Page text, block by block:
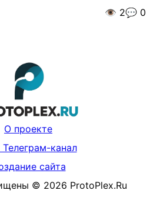
👁️ 2💬 0
О проекте
канал
сайта
© 2026 ProtoPlex.Ru